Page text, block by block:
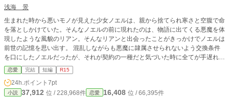
浅海 景
生まれた時から悪いモノが見えた少女ノエルは、親から捨てられ寒さと空腹で命
を落としかけていた。そんなノエルの前に現れたのは、物語に出てくる悪魔を体
現したような風貌のリアン。そんなリアンと出会ったことがきっかけでノエルは
前世の記憶を思い出す。 混乱しながらも悪魔に隷属させられないよう交換条件
を口にしたノエルだったが、それが契約の一種だと気づいた時に全てが手遅れだ
った。 成長過程で努力を諦め無気力になってしまったノエルと、傲慢な性格で
人間界に追放されたリアン。 契約の上に成り立ったどこか不穏な共同生活は、
互いの心境の変化で少しずつ変化していく。
恋愛 完結 短編 R15
24h.ポイント 7pt
小説 37,912 位 / 228,968件 恋愛 16,408 位 / 66,395件